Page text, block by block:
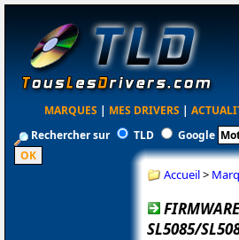
MARQUES | MES DRIVERS |
Rechercher sur
TLD Google
Accueil>
SL5085/